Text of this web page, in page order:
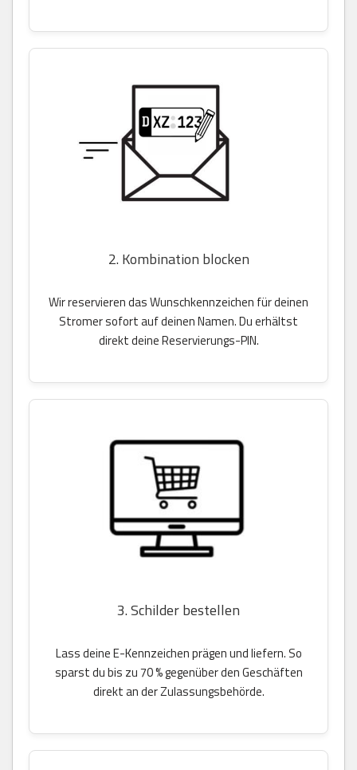
2. Kombination blocken
Wir reservieren das Wunschkennzeichen für deinen
Stromer sofort auf deinen Namen. Du erhältst
direkt deine Reservierungs-PIN.
3. Schilder bestellen
Lass deine E-Kennzeichen prägen und liefern. So
sparst du bis zu 70 % gegenüber den Geschäften
direkt an der Zulassungsbehörde.